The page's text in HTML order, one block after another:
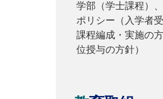
学部（学士課程）
ポリシー（入学者
課程編成・実施の
位授与の方針）